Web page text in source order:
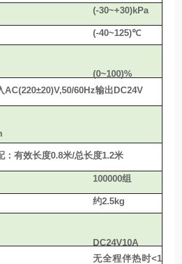
(-30~+30)kPa
(-40~125)℃
(0~100)%
AC(220±20)V,50/60Hz输出DC24V
：有效长度0.8米/总长度1.2米
100000组
约2.5kg
DC24V10A
无全程伴热时<1